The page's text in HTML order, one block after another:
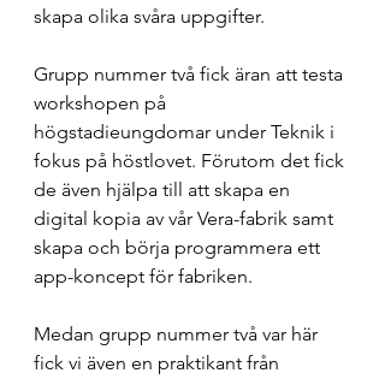
skapa olika svåra uppgifter.
Grupp nummer två fick äran att testa
workshopen på
högstadieungdomar under Teknik i
fokus på höstlovet. Förutom det fick
de även hjälpa till att skapa en
digital kopia av vår Vera-fabrik samt
skapa och börja programmera ett
app-koncept för fabriken.
Medan grupp nummer två var här
fick vi även en praktikant från